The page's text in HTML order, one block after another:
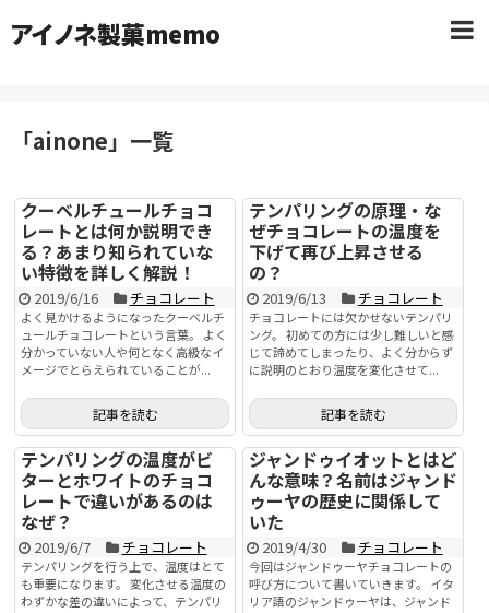
アイノネ製菓memo
「ainone」 一覧
クーベルチュールチョコ
レートとは何か説明でき
る？あまり知られていな
い特徴を詳しく解説！
2019/6/16 チョコレート
よく見かけるようになったクーベルチ
ュールチョコレートという言葉。 よく
分かっていない人や何となく高級なイ
メージでとらえられていることが...
記事を読む
テンパリングの原理・な
ぜチョコレートの温度を
下げて再び上昇させる
の？
2019/6/13 チョコレート
チョコレートには欠かせないテンパリ
ング。 初めての方には少し難しいと感
じて諦めてしまったり、よく分からず
に説明のとおり温度を変化させて...
記事を読む
テンパリングの温度がビ
ターとホワイトのチョコ
レートで違いがあるのは
なぜ？
2019/6/7 チョコレート
テンパリングを行う上で、温度はとて
も重要になります。 変化させる温度の
わずかな差の違いによって、テンパリ
ジャンドゥイオットとはど
んな意味？名前はジャンド
ゥーヤの歴史に関係して
いた
2019/4/30 チョコレート
今回はジャンドゥーヤチョコレートの
呼び方について書いていきます。 イタ
リア語のジャンドゥーヤは、ジャンド